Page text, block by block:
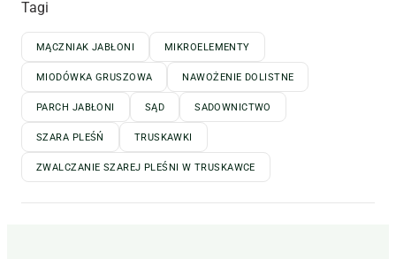
Tagi
MĄCZNIAK JABŁONI MIKROELEMENTY
MIODÓWKA GRUSZOWA NAWOŻENIE DOLISTNE
PARCH JABŁONI SĄD SADOWNICTWO
SZARA PLEŚŃ TRUSKAWKI
ZWALCZANIE SZAREJ PLEŚNI W TRUSKAWCE